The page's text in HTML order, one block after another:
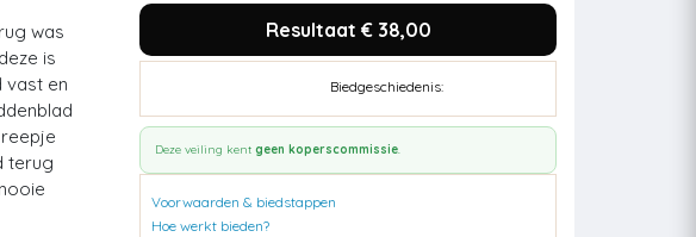
was
is
vast en
terug
Resultaat € 38,00
Biedgeschiedenis:
Deze veiling kent geen koperscommissie.
Voorwaarden & biedstappen
Hoe werkt bieden?